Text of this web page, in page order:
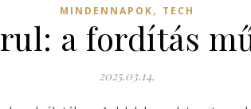
MINDENNAPOK, TECH
a fordítás
2025.03.14.